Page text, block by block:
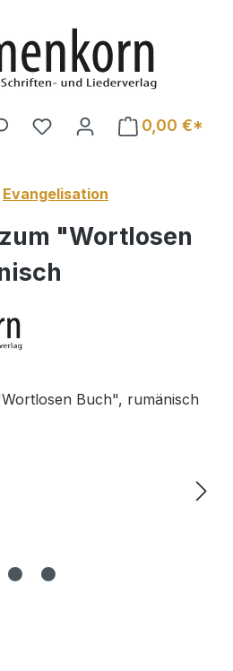
0,00 €*
Evangelisation
"Wortlosen